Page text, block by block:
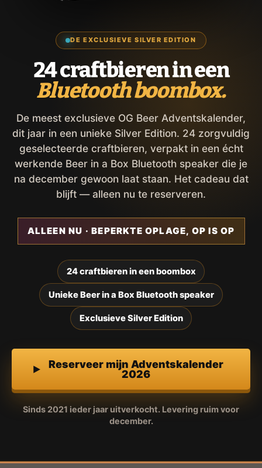
DE EXCLUSIEVE SILVER EDITION
24 craftbieren in een
Bluetooth boombox.
De meest exclusieve OG Beer Adventskalender,
dit jaar in een unieke Silver Edition. 24 zorgvuldig
geselecteerde craftbieren, verpakt in een écht
werkende Beer in a Box Bluetooth speaker die je
na december gewoon laat staan. Het cadeau dat
blijft — alleen nu te reserveren.
ALLEEN NU · BEPERKTE OPLAGE, OP IS OP
24 craftbieren in een boombox
Unieke Beer in a Box Bluetooth speaker
Exclusieve Silver Edition
Reserveer mijn Adventskalender
2026
Sinds 2021 ieder jaar uitverkocht. Levering ruim voor
december.